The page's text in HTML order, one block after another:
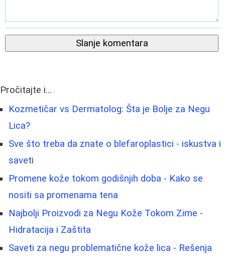
Slanje komentara
Pročitajte i...
Kozmetičar vs Dermatolog: Šta je Bolje za Negu
Lica?
Sve što treba da znate o blefaroplastici - iskustva i
saveti
Promene kože tokom godišnjih doba - Kako se
nositi sa promenama tena
Najbolji Proizvodi za Negu Kože Tokom Zime -
Hidratacija i Zaštita
Saveti za negu problematične kože lica - Rešenja